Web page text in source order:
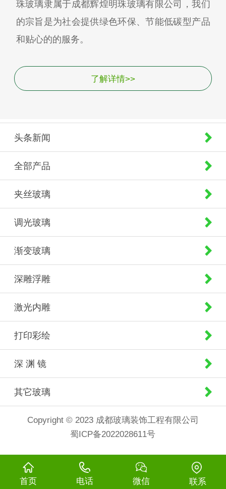
珠玻璃隶属于成都辉煌明珠玻璃有限公司，我们
的宗旨是为社会提供绿色环保、节能低碳型产品
和贴心的的服务。
了解详情>>
头条新闻
全部产品
夹丝玻璃
调光玻璃
渐变玻璃
深雕浮雕
激光内雕
打印彩绘
深 渊 镜
其它玻璃
Copyright © 2023 成都玻璃装饰工程有限公司
蜀ICP备2022028611号
首页 电话 微信 联系